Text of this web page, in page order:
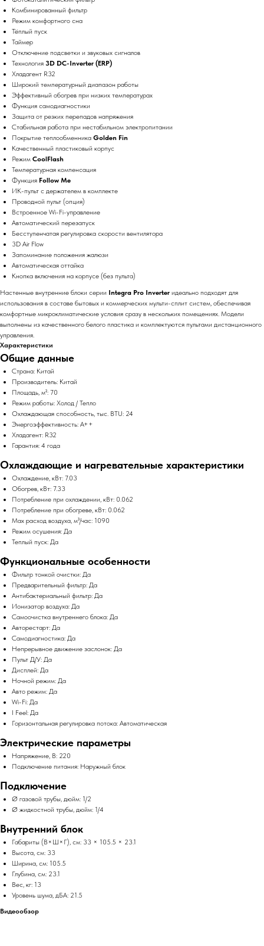
Комбинированный фильтр
Режим комфортного сна
Тёплый пуск
Таймер
Отключение подсветки и звуковых сигналов
Технология 3D DC-Inverter (ERP)
Хладагент R32
Широкий температурный диапазон работы
Эффективный обогрев при низких температурах
Функция самодиагностики
Защита от резких перепадов напряжения
Стабильная работа при нестабильном электропитании
Покрытие теплообменника Golden Fin
Качественный пластиковый корпус
Режим CoolFlash
Температурная компенсация
Функция Follow Me
ИК-пульт с держателем в комплекте
Проводной пульт (опция)
Встроенное Wi-Fi-управление
Автоматический перезапуск
Бесступенчатая регулировка скорости вентилятора
3D Air Flow
Запоминание положения жалюзи
Автоматическая оттайка
Кнопка включения на корпусе (без пульта)
Настенные внутренние блоки серии Integra Pro Inverter идеально подходят для
использования в составе бытовых и коммерческих мульти-сплит систем, обеспечивая
комфортные микроклиматические условия сразу в нескольких помещениях. Модели
выполнены из качественного белого пластика и комплектуются пультами дистанционного
управления.
Характеристики
Общие данные
Страна: Китай
Производитель: Китай
Площадь, м²: 70
Режим работы: Холод / Тепло
Охлаждающая способность, тыс. BTU: 24
Энергоэффективность: A++
Хладагент: R32
Гарантия: 4 года
Охлаждающие и нагревательные характеристики
Охлаждение, кВт: 7.03
Обогрев, кВт: 7.33
Потребление при охлаждении, кВт: 0.062
Потребление при обогреве, кВт: 0.062
Max расход воздуха, м³/час: 1090
Режим осушения: Да
Теплый пуск: Да
Функциональные особенности
Фильтр тонкой очистки: Да
Предварительный фильтр: Да
Антибактериальный фильтр: Да
Ионизатор воздуха: Да
Самоочистка внутреннего блока: Да
Авторестарт: Да
Самодиагностика: Да
Непрерывное движение заслонок: Да
Пульт Д/У: Да
Дисплей: Да
Ночной режим: Да
Авто режим: Да
Wi-Fi: Да
I Feel: Да
Горизонтальная регулировка потока: Автоматическая
Электрические параметры
Напряжение, В: 220
Подключение питания: Наружный блок
Подключение
Ø газовой трубы, дюйм: 1/2
Ø жидкостной трубы, дюйм: 1/4
Внутренний блок
Габариты (В×Ш×Г), см: 33 × 105.5 × 23.1
Высота, см: 33
Ширина, см: 105.5
Глубина, см: 23.1
Вес, кг: 13
Уровень шума, дБА: 21.5
Видеообзор